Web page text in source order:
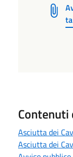
ta
Asciutta dei
Asciutta dei